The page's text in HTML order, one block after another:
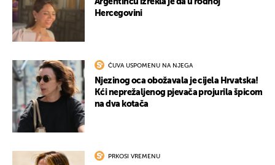
Argentincu izrekla je da u rodnoj
Hercegovini
ČUVA USPOMENU NA NJEGA
Njezinog oca obožavala je cijela Hrvatska!
Kći neprežaljenog pjevača projurila špicom
na dva kotača
PRKOSI VREMENU